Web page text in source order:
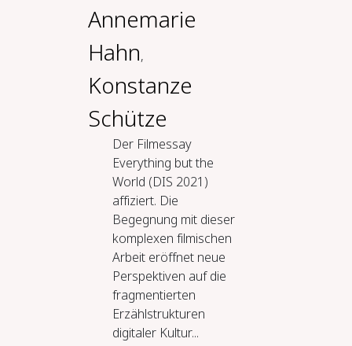
Annemarie
Hahn,
Konstanze
Schütze
Der Filmessay
Everything but the
World (DIS 2021)
affiziert. Die
Begegnung mit dieser
komplexen filmischen
Arbeit eröffnet neue
Perspektiven auf die
fragmentierten
Erzählstrukturen
digitaler Kultur...